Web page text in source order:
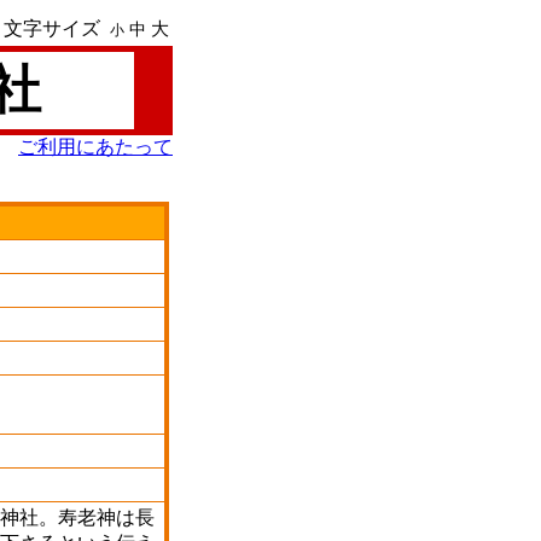
文字サイズ 小 中 大
ご利用にあたって
社。寿老神は長